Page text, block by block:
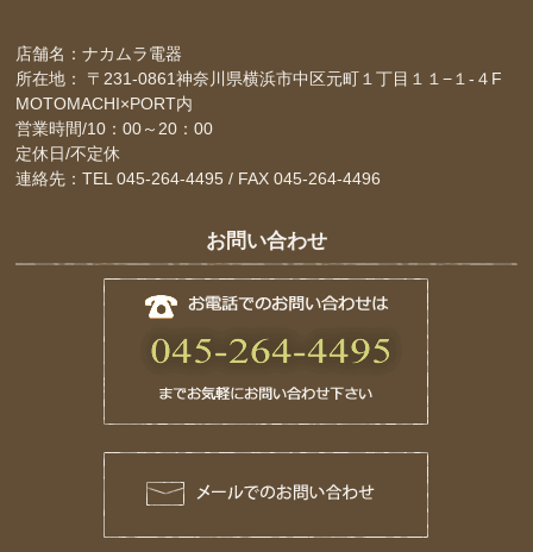
店舗名：ナカムラ電器
所在地： 〒231-0861神奈川県横浜市中区元町１丁目１１−１-４F
MOTOMACHI×PORT内
営業時間/10：00～20：00
定休日/不定休
連絡先：TEL 045-264-4495 / FAX 045-264-4496
お問い合わせ